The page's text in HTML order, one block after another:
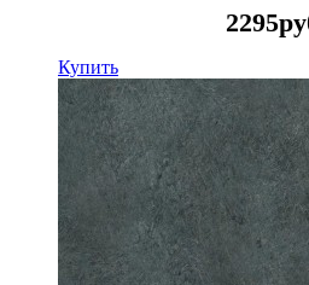
2295
Купить